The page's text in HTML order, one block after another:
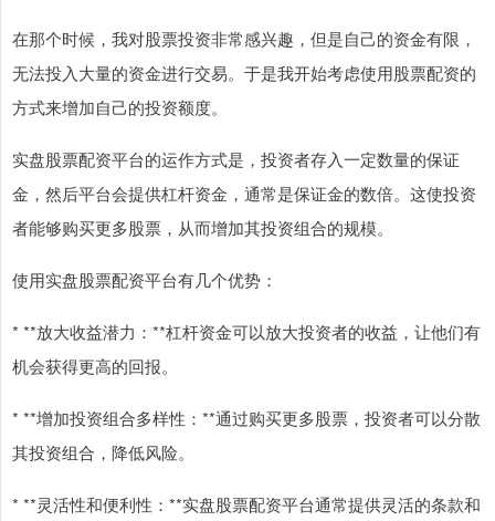
在那个时候，我对股票投资非常感兴趣，但是自己的资金有限，
无法投入大量的资金进行交易。于是我开始考虑使用股票配资的
方式来增加自己的投资额度。
实盘股票配资平台的运作方式是，投资者存入一定数量的保证
金，然后平台会提供杠杆资金，通常是保证金的数倍。这使投资
者能够购买更多股票，从而增加其投资组合的规模。
使用实盘股票配资平台有几个优势：
* **放大收益潜力：**杠杆资金可以放大投资者的收益，让他们有
机会获得更高的回报。
* **增加投资组合多样性：**通过购买更多股票，投资者可以分散
其投资组合，降低风险。
* **灵活性和便利性：**实盘股票配资平台通常提供灵活的条款和